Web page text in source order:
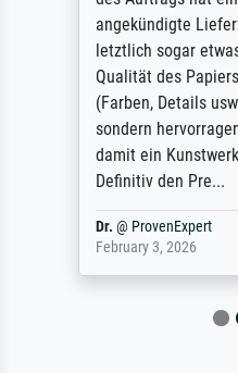
angekündigte
letztlich sogar
Qualität des
(Farben, Details
sondern
damit ein
Definitiv den Pre...
Dr.@ProvenExpert
February 3, 2026